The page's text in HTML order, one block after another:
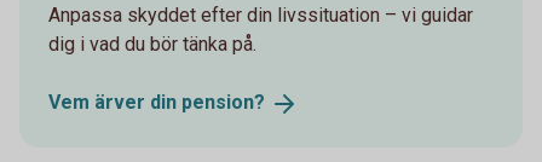
Anpassa skyddet efter din livssituation – vi guidar
dig i vad du bör tänka på.
Vem ärver din pension?